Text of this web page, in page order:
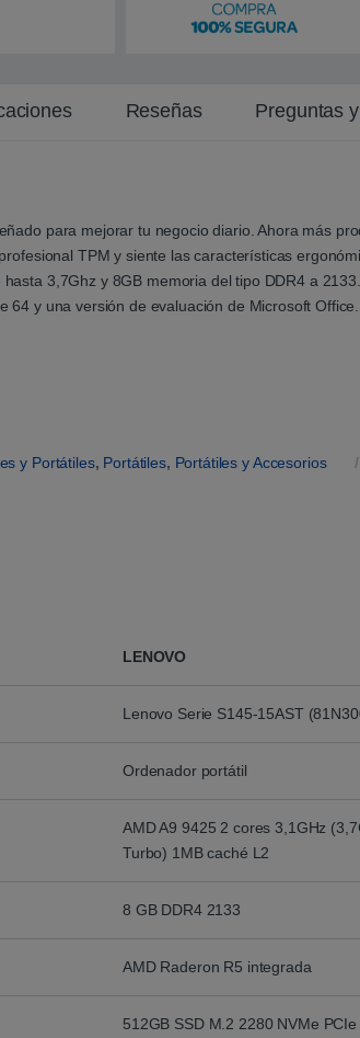
Reseñas Preguntas
para mejorar tu negocio diario. Ahora más
TPM y siente las características
3,7Ghz y 8GB memoria del tipo DDR4 a
y una versión de evaluación de Microsoft Office.
y Portátiles, Portátiles, Portátiles y Accesorios
LENOVO
Lenovo Serie S145-15AST
Ordenador portátil
AMD A9 9425 2 cores 3,1GHz
Turbo) 1MB caché L2
8 GB DDR4 2133
AMD Raderon R5 integrada
512GB SSD M.2 2280 NVMe